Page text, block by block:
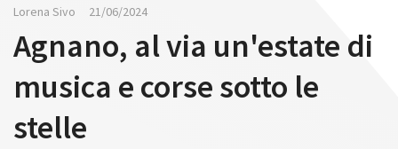
Lorena Sivo 21/06/2024
Agnano, al via un'estate di
musica e corse sotto le
stelle